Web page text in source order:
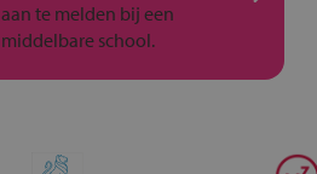
aan te melden bij een
middelbare school.